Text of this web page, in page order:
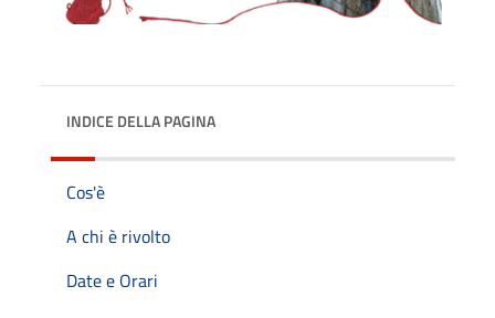
INDICE DELLA PAGINA
Cos'è
A chi è rivolto
Date e Orari